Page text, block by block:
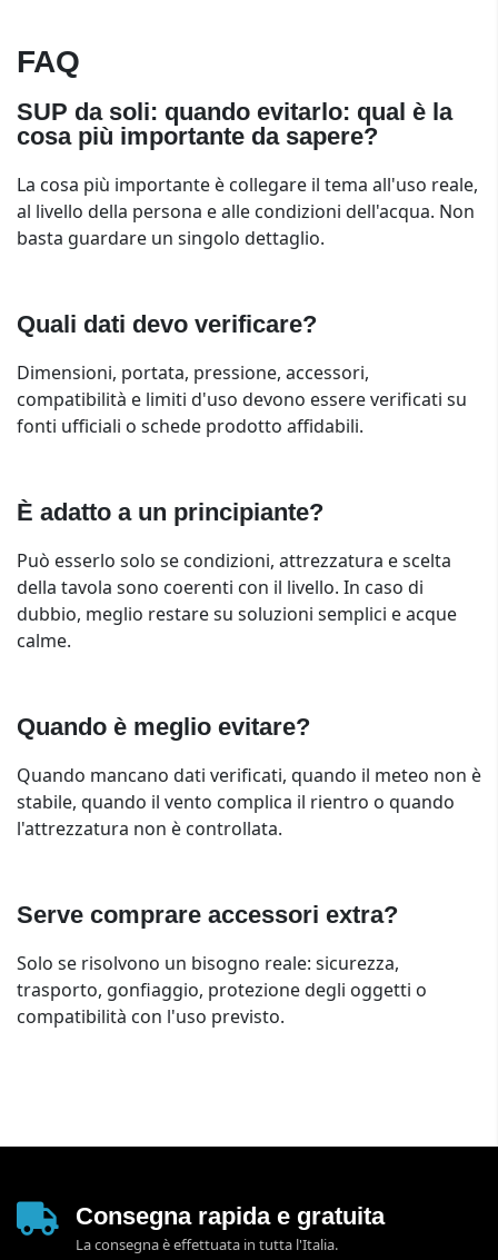
FAQ
SUP da soli: quando evitarlo: qual è la
cosa più importante da sapere?
La cosa più importante è collegare il tema all'uso reale,
al livello della persona e alle condizioni dell'acqua. Non
basta guardare un singolo dettaglio.
Quali dati devo verificare?
Dimensioni, portata, pressione, accessori,
compatibilità e limiti d'uso devono essere verificati su
fonti ufficiali o schede prodotto affidabili.
È adatto a un principiante?
Può esserlo solo se condizioni, attrezzatura e scelta
della tavola sono coerenti con il livello. In caso di
dubbio, meglio restare su soluzioni semplici e acque
calme.
Quando è meglio evitare?
Quando mancano dati verificati, quando il meteo non è
stabile, quando il vento complica il rientro o quando
l'attrezzatura non è controllata.
Serve comprare accessori extra?
Solo se risolvono un bisogno reale: sicurezza,
trasporto, gonfiaggio, protezione degli oggetti o
compatibilità con l'uso previsto.
Consegna rapida e gratuita
La consegna è effettuata in tutta l'Italia.